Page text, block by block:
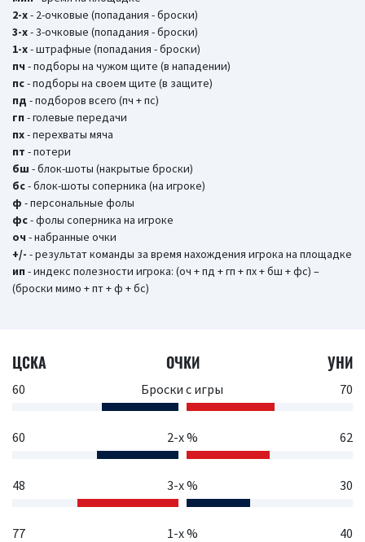
2-х- 2-очковые (попадания - броски)
3-х- 3-очковые (попадания - броски)
1-х- штрафные (попадания - броски)
пч - подборы на чужом щите (в нападении)
пс- подборы на своем щите (в защите)
пд - подборов всего (пч + пс)
гп - голевые передачи
пх- перехваты мяча
пт - потери
бш - блок-шоты (накрытые броски)
бc- блок-шоты соперника (на игроке)
ф - персональные фолы
фс- фолы соперника на игроке
оч - набранные очки
+/- - результат команды за время нахождения игрока на площадке
ип - индекс полезности игрока: (оч + пд + гп + пх + бш + фс) –
(броски мимо + пт + ф + бс)
ЦСКА ОЧКИ УНИ
60 Броски с игры 70
60 2-х % 62
48 3-х % 30
77 1-х % 40